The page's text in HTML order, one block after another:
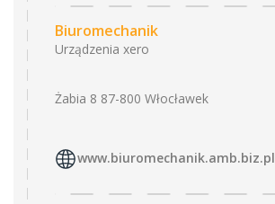
Biuromechanik
Urządzenia xero
Żabia 8 87-800 Włocławek
www.biuromechanik.amb.biz.pl